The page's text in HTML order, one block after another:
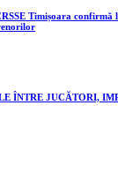
Timișoara confirmă
ÎNTRE JUCĂTORI,